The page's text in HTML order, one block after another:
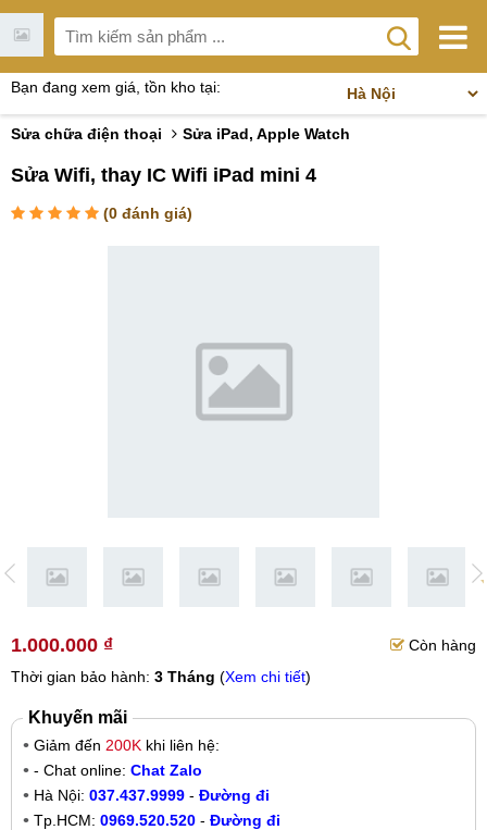
Bạn đang xem giá, tồn kho tại:
Sửa chữa điện thoại Sửa iPad, Apple Watch
Sửa Wifi, thay IC Wifi iPad mini 4
(0 đánh giá)
1.000.000 ₫
Còn hàng
Thời gian bảo hành: 3 Tháng (Xem chi tiết)
Khuyến mãi
Giảm đến 200K khi liên hệ:
- Chat online: Chat Zalo
Hà Nội: 037.437.9999 - Đường đi
Tp.HCM: 0969.520.520 - Đường đi